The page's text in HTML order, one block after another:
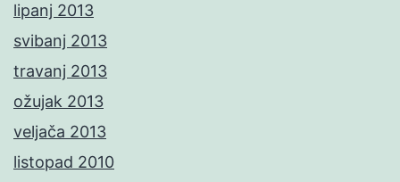
lipanj 2013
svibanj 2013
travanj 2013
ožujak 2013
veljača 2013
listopad 2010